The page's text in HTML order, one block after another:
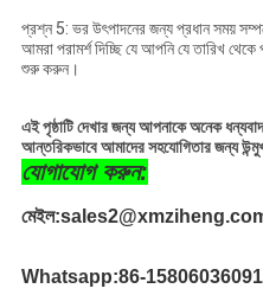
প্রশ্ন 5: ভর উৎপাদনের জন্য প্রধান সময়
আমরা পরামর্শ দিচ্ছি যে আপনি যে তারিখ
শুরু করুন।
এই পৃষ্ঠাটি দেখার জন্য আপনাকে অনেক ধন্যবাদ
আন্তরিকভাবে আমাদের সহযোগিতার জন্য
যোগাযোগ করুন:
মেইল:
Whatsapp:86-15806036091